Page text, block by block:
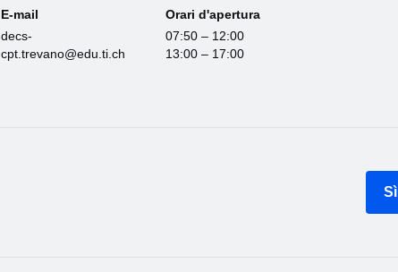
E-mail
decs-
cpt.trevano@edu.ti.ch
Orari d'apertura
07:50 – 12:00
13:00 – 17:00
Sì